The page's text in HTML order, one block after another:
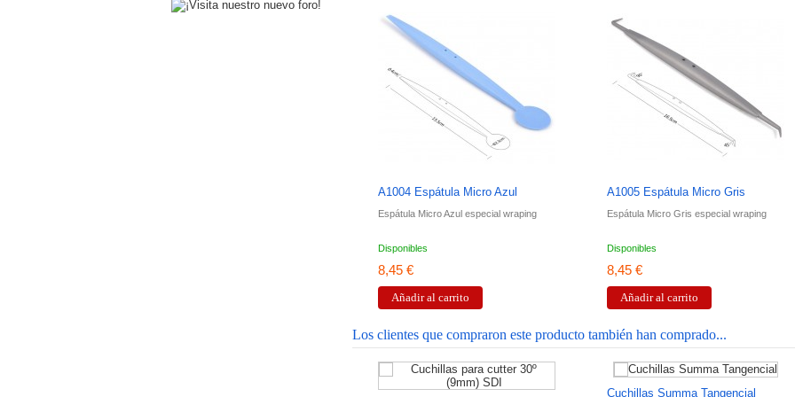
A1004 Espátula Micro Azul
Espátula Micro Azul especial wraping
Disponibles
8,45 €
Añadir al carrito
A1005 Espátula Micro Gris
Espátula Micro Gris especial wraping
Disponibles
8,45 €
Añadir al carrito
Los clientes que compraron este producto también han comprado...
Cuchillas Summa Tangencial